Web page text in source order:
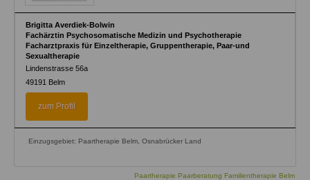
Brigitta Averdiek-Bolwin
Fachärztin Psychosomatische Medizin und Psychotherapie
Facharztpraxis für Einzeltherapie, Gruppentherapie, Paar-und
Sexualtherapie
Lindenstrasse 56a
49191 Belm
zum Profil
Einzugsgebiet: Paartherapie Belm, Osnabrücker Land
Paartherapie Paarberatung Familientherapie Belm